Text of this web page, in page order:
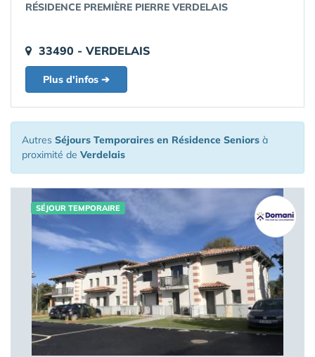
RÉSIDENCE PREMIÈRE PIERRE VERDELAIS
33490 - VERDELAIS
Plus d'infos ➔
Autres Séjours Temporaires en Résidence Seniors à
proximité de Verdelais
SÉJOUR TEMPORAIRE